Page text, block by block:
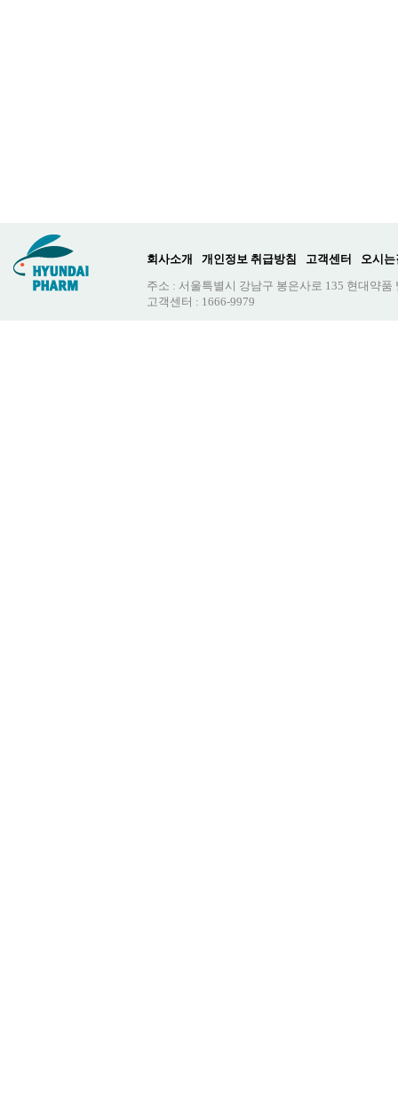
회사소개 개인정보 취급방침 고객센터
오시는
주소 : 서울특별시 강남구 봉은사로 135 현대약품
고객센터 : 1666-9979